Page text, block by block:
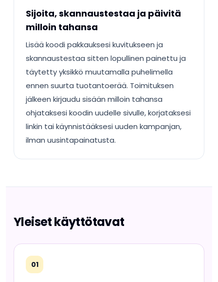
Sijoita, skannaustestaa ja päivitä
milloin tahansa
Lisää koodi pakkauksesi kuvitukseen ja
skannaustestaa sitten lopullinen painettu ja
täytetty yksikkö muutamalla puhelimella
ennen suurta tuotantoerää. Toimituksen
jälkeen kirjaudu sisään milloin tahansa
ohjataksesi koodin uudelle sivulle, korjataksesi
linkin tai käynnistääksesi uuden kampanjan,
ilman uusintapainatusta.
Yleiset käyttötavat
01